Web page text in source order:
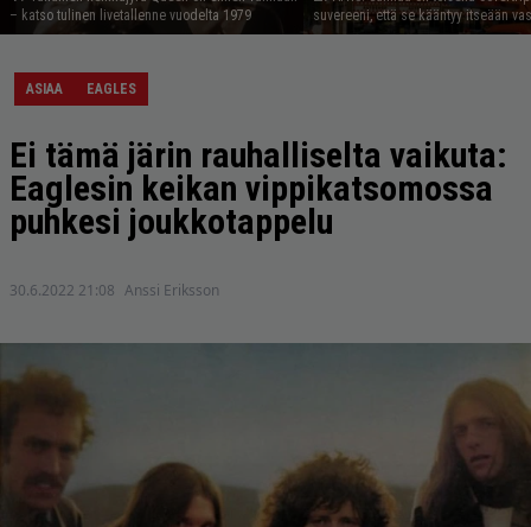
– katso tulinen livetallenne vuodelta 1979
suvereeni, että se kääntyy itseään
ASIAA EAGLES
Ei tämä järin rauhalliselta vaikuta:
Eaglesin keikan vippikatsomossa
puhkesi joukkotappelu
30.6.2022 21:08 Anssi Eriksson